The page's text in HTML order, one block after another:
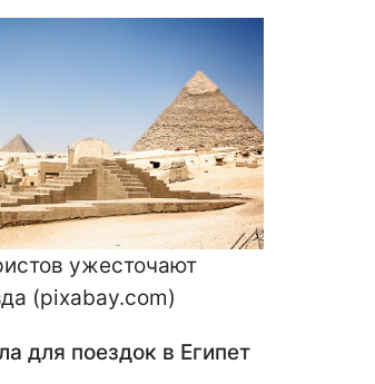
ужесточают
(pixabay.com)
для поездок в Египет